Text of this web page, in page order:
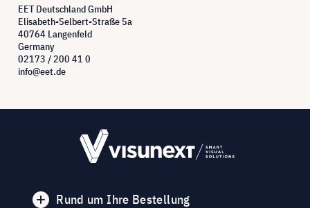
EET Deutschland GmbH
Elisabeth-Selbert-Straße 5a
40764 Langenfeld
Germany
02173 / 200 41 0
info@eet.de
Rund um Ihre Bestellung